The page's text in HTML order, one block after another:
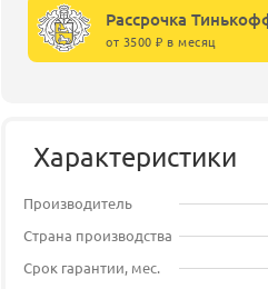
Рассрочка
от 3500 ₽ в месяц
Характеристики
Производитель
Страна производства
Срок гарантии, мес.